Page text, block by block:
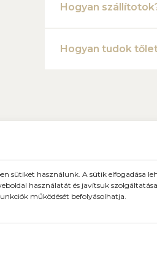
sütiket használunk. A sütik elfogadása
használatát és javítsuk
működését befolyásolhatja.
Hogyan
Hogyan tudok
Sütikezelés (EU)